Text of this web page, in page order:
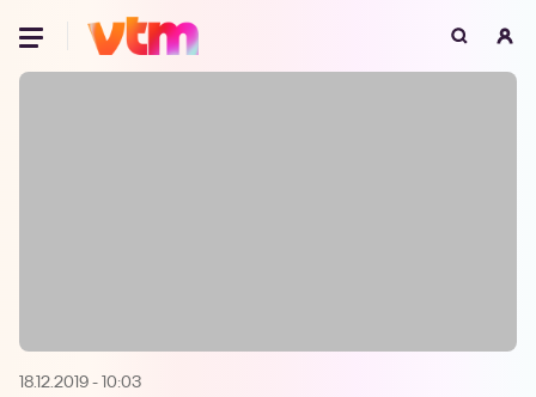
Oeps, browser niet ondersteund
18.12.2019 - 10:03